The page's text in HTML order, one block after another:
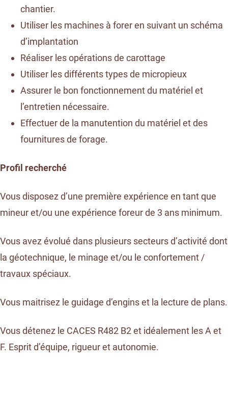
chantier.
Utiliser les machines à forer en suivant un schéma
d’implantation
Réaliser les opérations de carottage
Utiliser les différents types de micropieux
Assurer le bon fonctionnement du matériel et
l’entretien nécessaire.
Effectuer de la manutention du matériel et des
fournitures de forage.
Profil recherché
Vous disposez d’une première expérience en tant que
mineur et/ou une expérience foreur de 3 ans minimum.
Vous avez évolué dans plusieurs secteurs d’activité dont
la géotechnique, le minage et/ou le confortement /
travaux spéciaux.
Vous maitrisez le guidage d’engins et la lecture de plans.
Vous détenez le CACES R482 B2 et idéalement les A et
F. Esprit d’équipe, rigueur et autonomie.